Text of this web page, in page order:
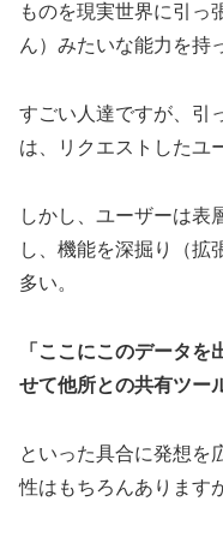
ものを現実世界に引っ
ん）みたいな能力を持
すごい人達ですが、引
は、リクエストしたユ
しかし、ユーザーは表
し、機能を深掘り（拡
多い。
「ここにこのデータ
せて他所との共有ツー
といった具合に発想を
性はもちろんあります